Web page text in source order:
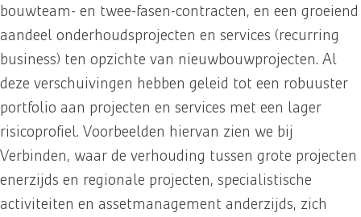
bouwteam- en twee-fasen-contracten, en een groeiend
aandeel onderhoudsprojecten en services (recurring
business) ten opzichte van nieuwbouwprojecten. Al
deze verschuivingen hebben geleid tot een robuuster
portfolio aan projecten en services met een lager
risicoprofiel. Voorbeelden hiervan zien we bij
Verbinden, waar de verhouding tussen grote projecten
enerzijds en regionale projecten, specialistische
activiteiten en assetmanagement anderzijds, zich